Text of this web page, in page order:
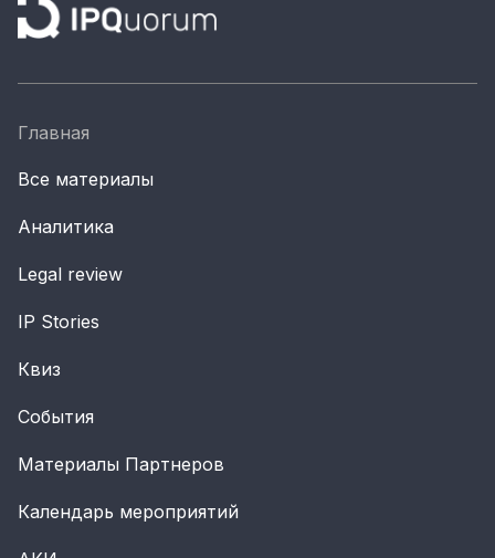
Главная
Все материалы
Аналитика
Legal review
IP Stories
Квиз
События
Материалы Партнеров
Календарь мероприятий